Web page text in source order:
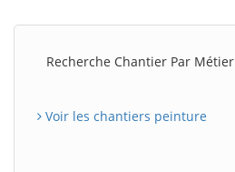
Recherche Chantier Par Métier
Voir les chantiers peinture